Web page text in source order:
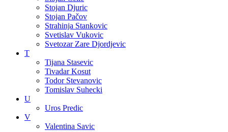
Stojan Djuric
Stojan Pačov
Strahinja Stankovic
Svetislav Vukovic
Svetozar Zare Djordjevic
T
Tijana Stasevic
Tivadar Kosut
Todor Stevanovic
Tomislav Suhecki
U
Uros Predic
V
Valentina Savic